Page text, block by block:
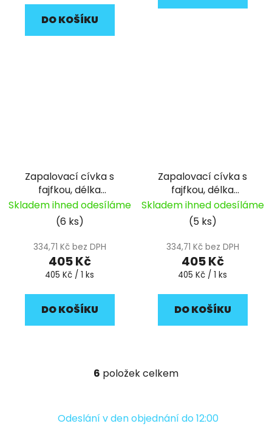
DO KOŠÍKU
Zapalovací cívka s
fajfkou, délka
-240mm pitbike YCF
Skladem ihned odesíláme
(6 ks)
334,71 Kč bez DPH
405 Kč
Měrná
405 Kč / 1 ks
DO KOŠÍKU
Zapalovací cívka s
fajfkou, délka
-350mm pitbike YCF
Skladem ihned odesíláme
(5 ks)
334,71 Kč bez DPH
405 Kč
Měrná
405 Kč / 1 ks
DO KOŠÍKU
O
á
6 položek celkem
Odeslání v den objednání do 12:00